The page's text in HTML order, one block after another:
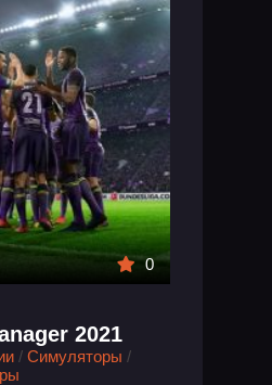
0
2021
/ Симуляторы /